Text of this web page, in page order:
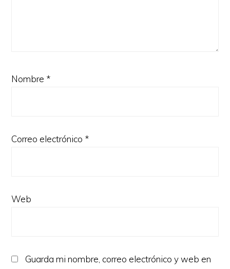
Nombre *
Correo electrónico *
Web
Guarda mi nombre, correo electrónico y web en